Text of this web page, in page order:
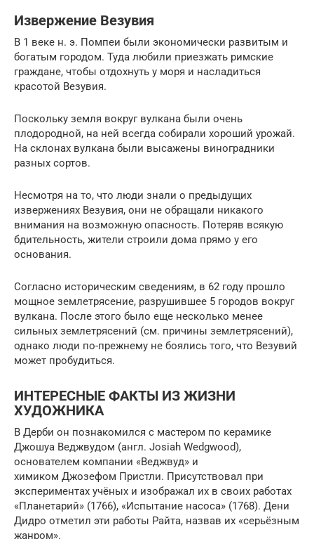
Извержение Везувия
В 1 веке н. э. Помпеи были экономически развитым и
богатым городом. Туда любили приезжать римские
граждане, чтобы отдохнуть у моря и насладиться
красотой Везувия.
Поскольку земля вокруг вулкана были очень
плодородной, на ней всегда собирали хороший урожай.
На склонах вулкана были высажены виноградники
разных сортов.
Несмотря на то, что люди знали о предыдущих
извержениях Везувия, они не обращали никакого
внимания на возможную опасность. Потеряв всякую
бдительность, жители строили дома прямо у его
основания.
Согласно историческим сведениям, в 62 году прошло
мощное землетрясение, разрушившее 5 городов вокруг
вулкана. После этого было еще несколько менее
сильных землетрясений (см. причины землетрясений),
однако люди по-прежнему не боялись того, что Везувий
может пробудиться.
ИНТЕРЕСНЫЕ ФАКТЫ ИЗ ЖИЗНИ
ХУДОЖНИКА
В Дерби он познакомился с мастером по керамике
Джошуа Веджвудом (англ. Josiah Wedgwood),
основателем компании «Веджвуд» и
химиком Джозефом Пристли. Присутствовал при
экспериментах учёных и изображал их в своих работах
«Планетарий» (1766), «Испытание насоса» (1768). Дени
Дидро отметил эти работы Райта, назвав их «серьёзным
жанром».